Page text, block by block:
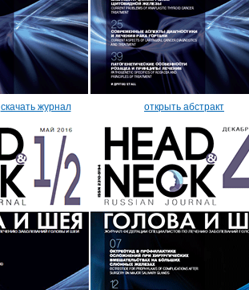
скачать журнал открыть абстракт